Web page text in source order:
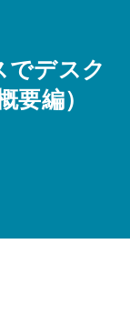
デスク
要編）